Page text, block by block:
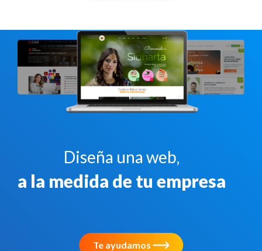
Diseña una web,
a la medida de tu empresa
Te ayudamos